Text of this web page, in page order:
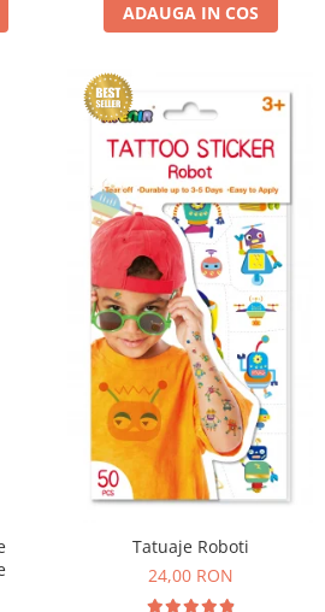
ADAUGA IN COS
Tatuaje Roboti
24,00 RON